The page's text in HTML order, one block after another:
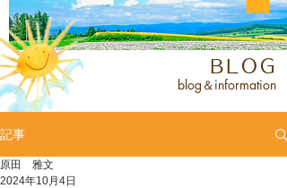
BLOG
blog＆information
記事
原田 雅文
2024年10月4日